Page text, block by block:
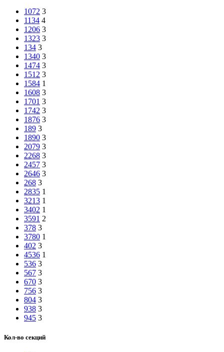
1072 3
1134 4
1206 3
1323 3
134 3
1340 3
1474 3
1512 3
1584 1
1608 3
1701 3
1742 3
1876 3
189 3
1890 3
2079 3
2268 3
2457 3
2646 3
268 3
2835 1
3213 1
3402 1
3591 2
378 3
3780 1
402 3
4536 1
536 3
567 3
670 3
756 3
804 3
938 3
945 3
Кол-во секций